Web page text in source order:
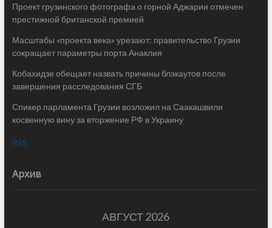
Проект грузинского фотографа о горной Аджарии отмечен
престижной британской премией
Масштабы «проекта века» урезают: правительство Грузии
сокращает параметры порта Анаклия
Кобахидзе обещает назвать причины блэкаутов после
завершения расследования СГБ
Спикер парламента Грузии возложил на Саакашвили
косвенную вину за вторжение РФ в Украину
RSS
Архив
АВГУСТ 2026